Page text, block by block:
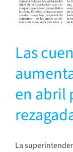
Las
en abril
La